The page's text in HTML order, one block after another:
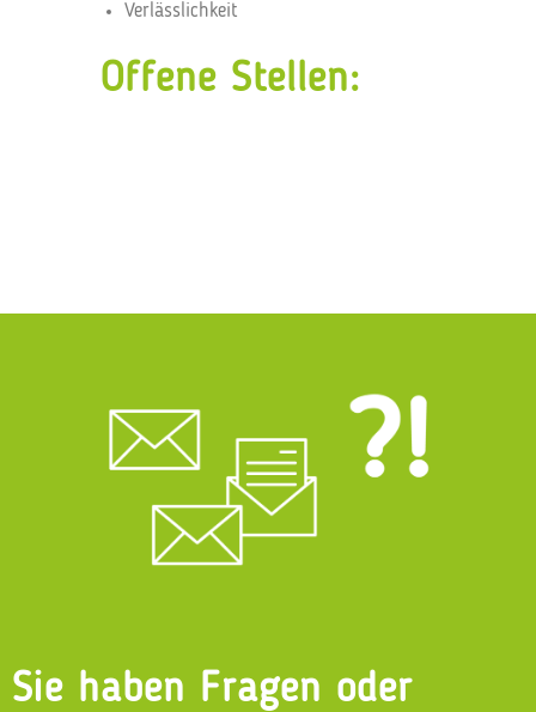
Verlässlichkeit
Offene Stellen:
Sie haben Fragen oder